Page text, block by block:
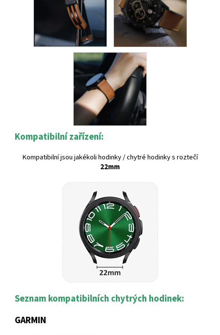
Kompatibilní zařízení:
Kompatibilní jsou jakékoli hodinky / chytré hodinky s roztečí
22mm
Seznam kompatibilních chytrých hodinek:
GARMIN